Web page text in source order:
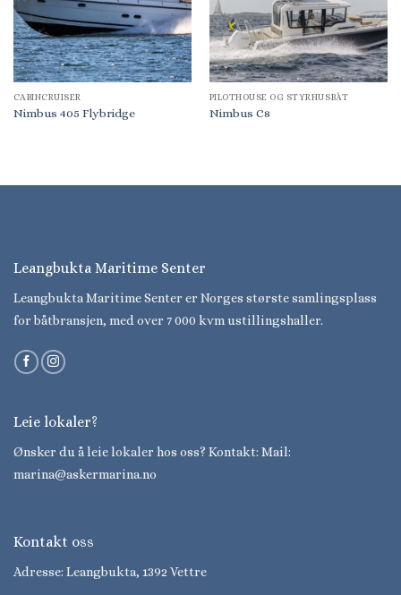
CABINCRUISER
Nimbus 405 Flybridge
PILOTHOUSE OG STYRHUSBÅT
Nimbus C8
Leangbukta Maritime Senter
Leangbukta Maritime Senter er Norges største samlingsplass
for båtbransjen, med over 7 000 kvm ustillingshaller.
Leie lokaler?
Ønsker du å leie lokaler hos oss? Kontakt: Mail:
marina@askermarina.no
Kontakt oss
Adresse: Leangbukta, 1392 Vettre